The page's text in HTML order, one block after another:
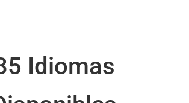
Idiomas